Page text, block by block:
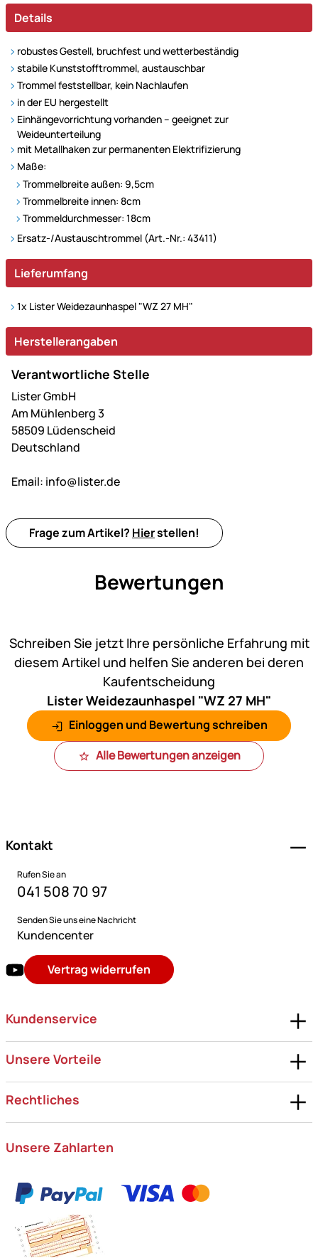
Details
robustes Gestell, bruchfest und wetterbeständig
stabile Kunststofftrommel, austauschbar
Trommel feststellbar, kein Nachlaufen
in der EU hergestellt
Einhängevorrichtung vorhanden – geeignet zur
Weideunterteilung
mit Metallhaken zur permanenten Elektrifizierung
Maße:
Trommelbreite außen: 9,5cm
Trommelbreite innen: 8cm
Trommeldurchmesser: 18cm
Ersatz-/Austauschtrommel (Art.-Nr.: 43411)
Lieferumfang
1x Lister Weidezaunhaspel "WZ 27 MH"
Herstellerangaben
Verantwortliche Stelle
Lister GmbH
Am Mühlenberg 3
58509 Lüdenscheid
Deutschland
Email: info@lister.de
Frage zum Artikel? Hierstellen!
Bewertungen
Schreiben Sie jetzt Ihre persönliche Erfahrung mit
diesem Artikel und helfen Sie anderen bei deren
Kaufentscheidung
Lister Weidezaunhaspel "WZ 27 MH"
Einloggen und Bewertung schreiben
Alle Bewertungen anzeigen
Kontakt
Rufen Sie an
041 508 70 97
Senden Sie uns eine Nachricht
Kundencenter
Vertrag widerrufen
Kundenservice
Unsere Vorteile
Rechtliches
Unsere Zahlarten